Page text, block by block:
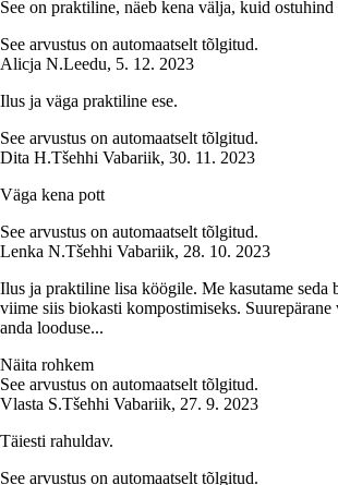
See on praktiline, näeb kena välja, kuid ostuhind
See arvustus on automaatselt tõlgitud.
Alicja N.Leedu, 5. 12. 2023
Ilus ja väga praktiline ese.
See arvustus on automaatselt tõlgitud.
Dita H.Tšehhi Vabariik, 30. 11. 2023
Väga kena pott
See arvustus on automaatselt tõlgitud.
Lenka N.Tšehhi Vabariik, 28. 10. 2023
Ilus ja praktiline lisa köögile. Me kasutame seda
viime siis biokasti kompostimiseks. Suurepärane
anda looduse...
Näita rohkem
See arvustus on automaatselt tõlgitud.
Vlasta S.Tšehhi Vabariik, 27. 9. 2023
Täiesti rahuldav.
See arvustus on automaatselt tõlgitud.